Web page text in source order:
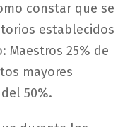
constar que se
establecidos
Maestros 25% de
mayores
50%.